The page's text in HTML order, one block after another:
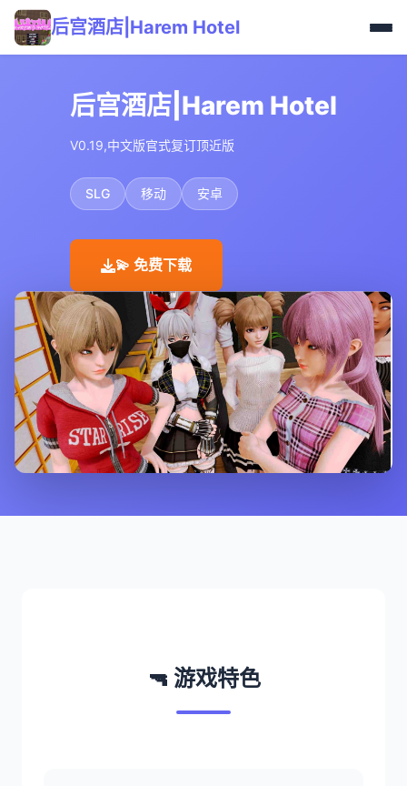
后宫酒店|Harem Hotel
后宫酒店|Harem Hotel
V0.19,中文版官式复订顶近版
SLG 移动 安卓
💫 免费下载
🔫 游戏特色